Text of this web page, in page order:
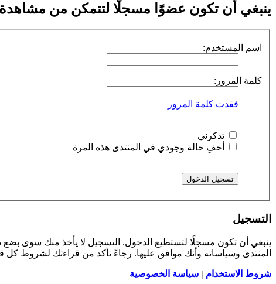
ينبغي أن تكون عضوًا مسجلًا لتتمكن من
اسم المستخدم:
كلمة المرور:
فقدت كلمة المرور
تذكرني
أخفِ حالة وجودي في المنتدى هذه المرة
التسجيل
ينبغي أن تكون مسجلًا لتستطيع الدخول. التسجيل لا يأخذ منك سوى
المنتدى وسياساته وأنك موافق عليها. رجاءً تأكد من قراءتك لشروط
شروط الاستخدام | سياسة الخصوصية